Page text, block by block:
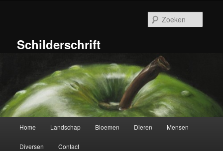
inhoudSchilderschrift
Home Landschap Bloemen Dieren Mensen
Diversen Contact